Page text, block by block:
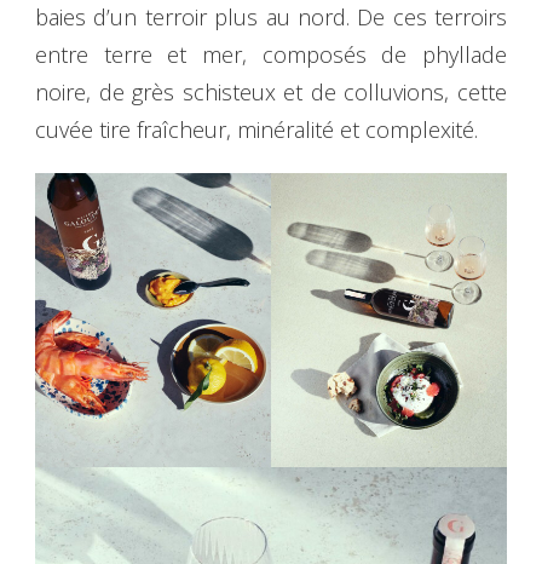
baies d’un terroir plus au nord. De ces terroirs
entre terre et mer, composés de phyllade
noire, de grès schisteux et de colluvions, cette
cuvée tire fraîcheur, minéralité et complexité.